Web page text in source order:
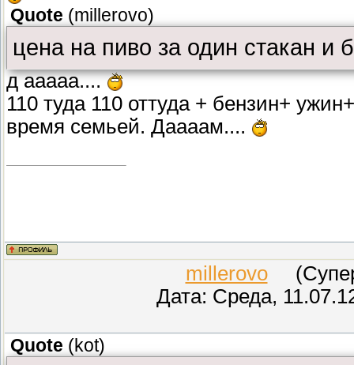
Quote (millerovo)
цена на пиво за один стакан и
д ааааа....
110 туда 110 оттуда + бензин+
время семьей. Даааам....
millerovo
Дата: Среда,
Quote (kot)